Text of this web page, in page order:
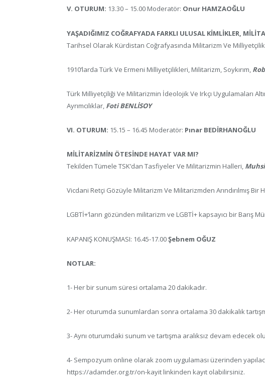
V. OTURUM: 13.30 – 15.00 Moderatör: Onur HAMZAOĞLU
YAŞADIĞIMIZ COĞRAFYADA FARKLI ULUSAL KİMLİKLER,
Tarihsel Olarak Kürdistan Coğrafyasında Militarizm Ve Milliyetçilik,
1910’larda Türk Ve Ermeni Milliyetçilikleri, Militarizm, Soykırım,
Türk Milliyetçiliği Ve Militarizmin İdeolojik Ve Irkçı Uygulamaları
Ayrımcılıklar, Foti BENLİSOY
VI. OTURUM: 15.15 – 16.45 Moderatör: Pınar BEDİRHANOĞLU
MİLİTARİZMİN ÖTESİNDE HAYAT VAR MI?
Tekilden Tümele TSK’dan Tasfiyeler Ve Militarizmin Halleri,
Vicdani Retçi Gözüyle Militarizm Ve Militarizmden Arındırılmış Bir
LGBTİ+’ların gözünden militarizm ve LGBTİ+ kapsayıcı bir Barış
KAPANIŞ KONUŞMASI: 16.45-17.00Şebnem OĞUZ
NOTLAR:
1- Her bir sunum süresi ortalama 20 dakikadır.
2- Her oturumda sunumlardan sonra ortalama 30 dakikalık
3- Aynı oturumdaki sunum ve tartışma aralıksız devam edecek
4- Sempozyum online olarak zoom uygulaması üzerinden
https://adamder.org.tr/on-kayit linkinden kayıt olabilirsiniz.